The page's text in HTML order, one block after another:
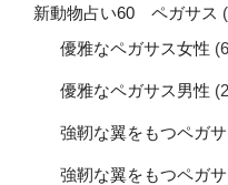
新動物占い60 ペガサス
優雅なペガサス女性
優雅なペガサス男性
強靭な翼をもつペガ
強靭な翼をもつペガ